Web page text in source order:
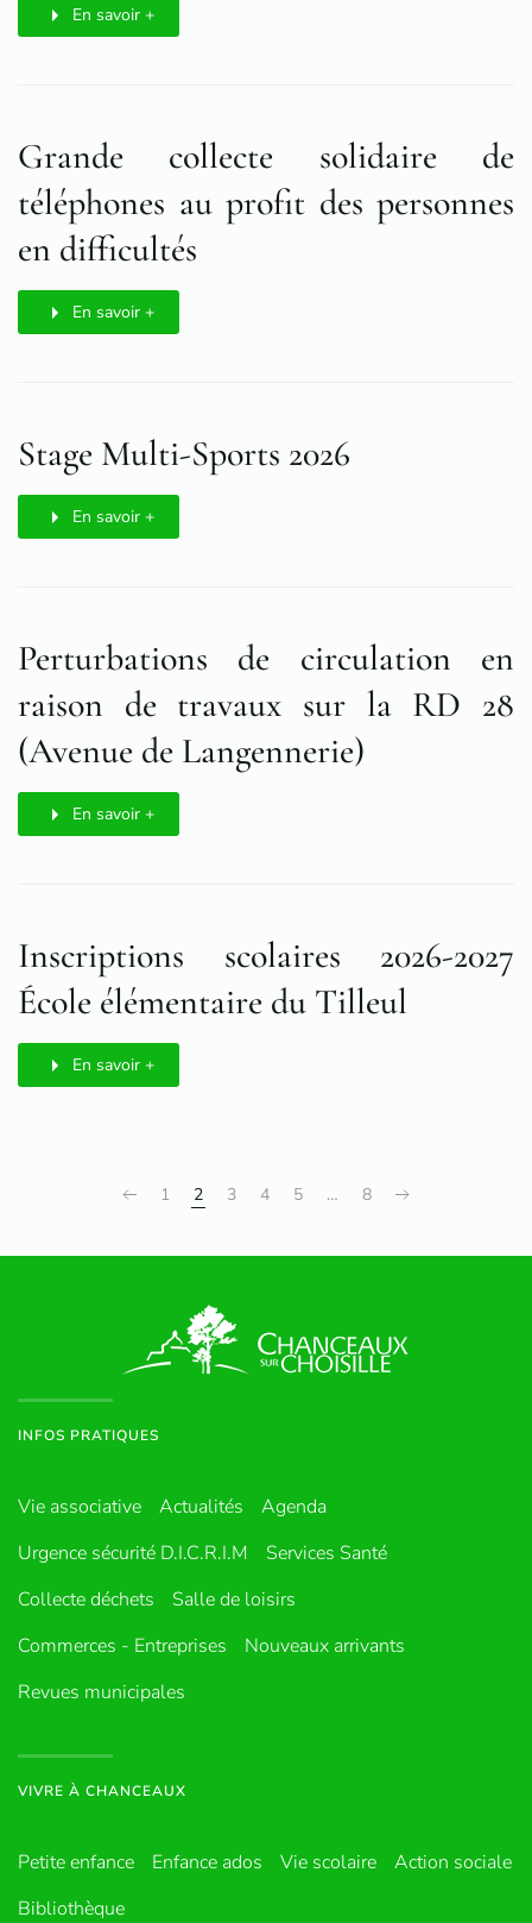
En savoir +
Grande collecte solidaire de
téléphones au profit des personnes
en difficultés
En savoir +
Stage Multi-Sports 2026
En savoir +
Perturbations de circulation en
raison de travaux sur la RD 28
(Avenue de Langennerie)
En savoir +
Inscriptions scolaires 2026-2027
École élémentaire du Tilleul
En savoir +
1 2 3 4 5 … 8
INFOS PRATIQUES
Vie associative Actualités
Agenda
Urgence sécurité D.I.C.R.I.M
Services Santé
Collecte déchets
Salle de loisirs
Commerces - Entreprises
Nouveaux arrivants
Revues municipales
VIVRE À CHANCEAUX
Petite enfance Enfance ados Vie scolaire
Action sociale
Bibliothèque